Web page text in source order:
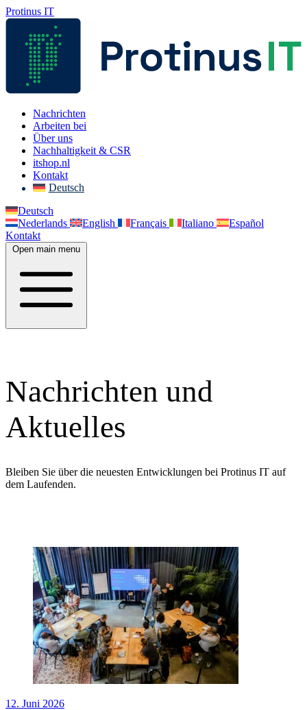
Protinus IT
Nachrichten
Arbeiten bei
Über uns
Nachhaltigkeit & CSR
itshop.nl
Kontakt
Deutsch
Deutsch
Nederlands
English Français Italiano
Español
Kontakt
Open main menu
Nachrichten und
Aktuelles
Bleiben Sie über die neuesten Entwicklungen bei Protinus IT auf
dem Laufenden.
12. Juni 2026